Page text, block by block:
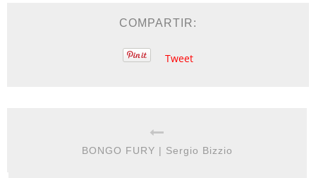
COMPARTIR:
Tweet
BONGO FURY | Sergio Bizzio